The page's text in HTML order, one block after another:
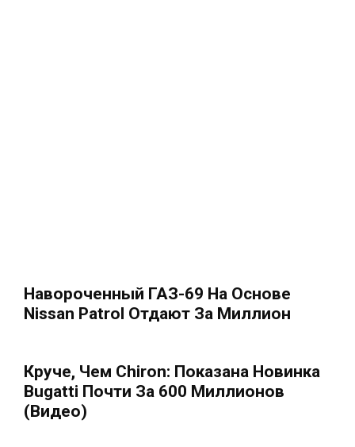
Навороченный ГАЗ-69 На Основе
Nissan Patrol Отдают За Миллион
Круче, Чем Chiron: Показана Новинка
Bugatti Почти За 600 Миллионов
(Видео)